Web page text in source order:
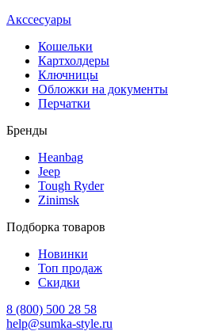
Акссесуары
Кошельки
Картхолдеры
Ключницы
Обложки на документы
Перчатки
Бренды
Heanbag
Jeep
Tough Ryder
Zinimsk
Подборка товаров
Новинки
Топ продаж
Скидки
8 (800) 500 28 58
help@sumka-style.ru